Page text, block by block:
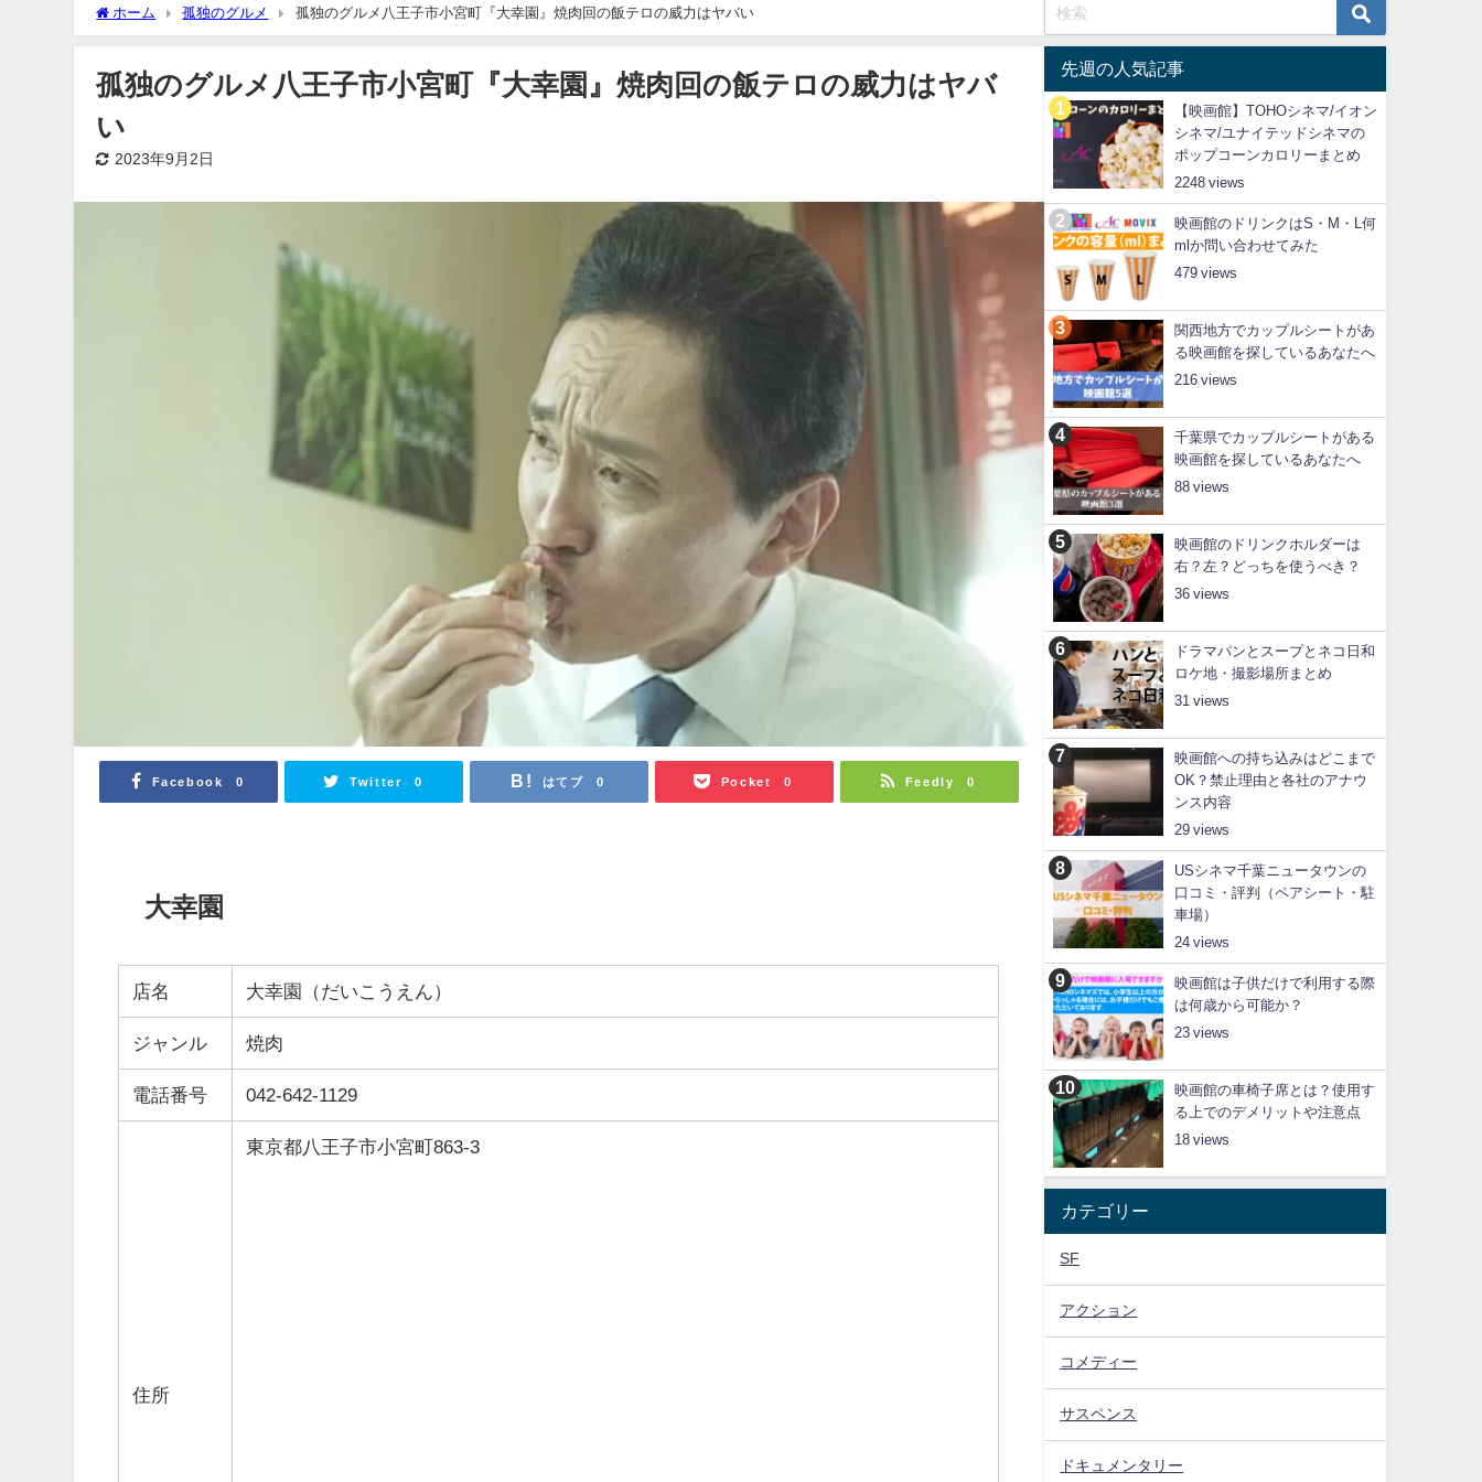
ホーム 孤独のグルメ 孤独のグルメ八王子市小宮町『大幸園』焼肉回の飯テロの威力はヤバい
孤独のグルメ八王子市小宮町『大幸園』焼肉回の飯テロの威力はヤバ
い
2023年9月2日
Facebook 0 Twitter 0 はてブ 0 Pocket 0 Feedly 0
大幸園
店名 大幸園（だいこうえん）
ジャンル 焼肉
電話番号 042-642-1129
住所
東京都八王子市小宮町863-3
先週の人気記事
【映画館】TOHOシネマ/イオン
シネマ/ユナイテッドシネマの
ポップコーンカロリーまとめ
2248
映画館のドリンクはS・M・L何
mlか問い合わせてみた
479
関西地方でカップルシートがあ
る映画館を探しているあなたへ
216
千葉県でカップルシートがある
映画館を探しているあなたへ
88
映画館のドリンクホルダーは
右？左？どっちを使うべき？
36
ドラマパンとスープとネコ日和
ロケ地・撮影場所まとめ
31
映画館への持ち込みはどこまで
OK？禁止理由と各社のアナウ
ンス内容
29
USシネマ千葉ニュータウンの
口コミ・評判（ペアシート・駐
車場）
24
映画館は子供だけで利用する際
は何歳から可能か？
23
映画館の車椅子席とは？使用す
る上でのデメリットや注意点
18
カテゴリー
SF
アクション
コメディー
サスペンス
ドキュメンタリー